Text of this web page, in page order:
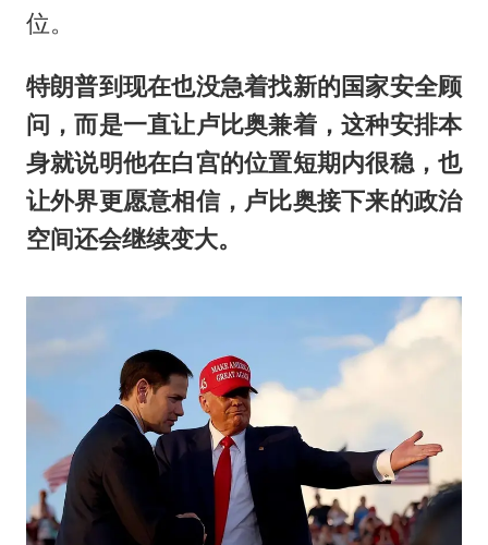
位。
特朗普到现在也没急着找新的国家安全顾
问，而是一直让卢比奥兼着，这种安排本
身就说明他在白宫的位置短期内很稳，也
让外界更愿意相信，卢比奥接下来的政治
空间还会继续变大。